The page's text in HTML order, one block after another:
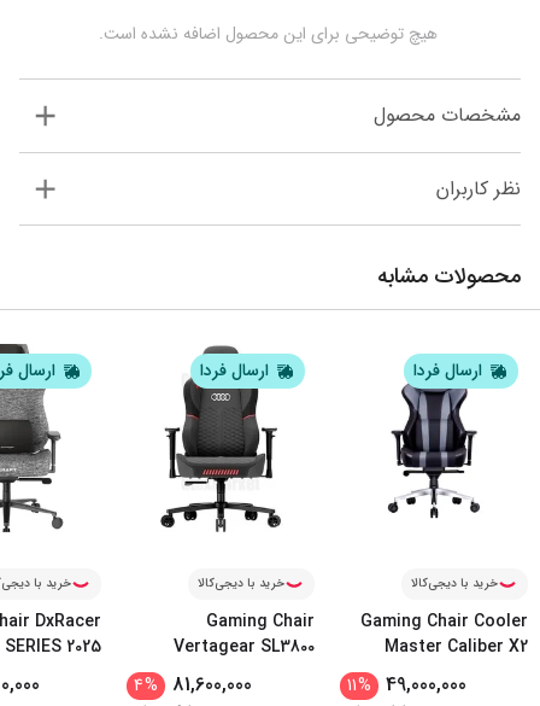
هیچ توضیحی برای این محصول اضافه نشده است.
مشخصات محصول
نظر کاربران
محصولات مشابه
ارسال فردا
خرید با دیجی‌کالا
Gaming Chair Cooler
Master Caliber X2
49,000,000
%
11
ارسال فردا
خرید با دیجی‌کالا
Gaming Chair
Vertagear SL3800
81,600,000
%
4
ارسال
خرید با
DxRacer
2025